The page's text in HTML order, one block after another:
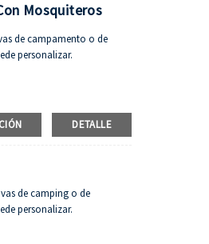
Mosquiteros
de campamento o de
personalizar.
DETALLE
de camping o de
personalizar.